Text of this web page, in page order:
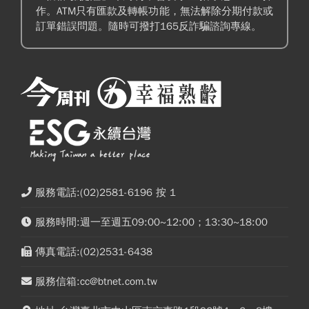
作。ATM只有匯款及轉帳功能，無法解除分期付款或
訂單錯誤問題。隨時可撥打165反詐騙諮詢專線。
服務電話:(02)2581-6196 按 1
服務時間:週一至週五09:00~12:00；13:30~18:00
傳真電話:(02)2531-6438
服務信箱:cc@btnet.com.tw